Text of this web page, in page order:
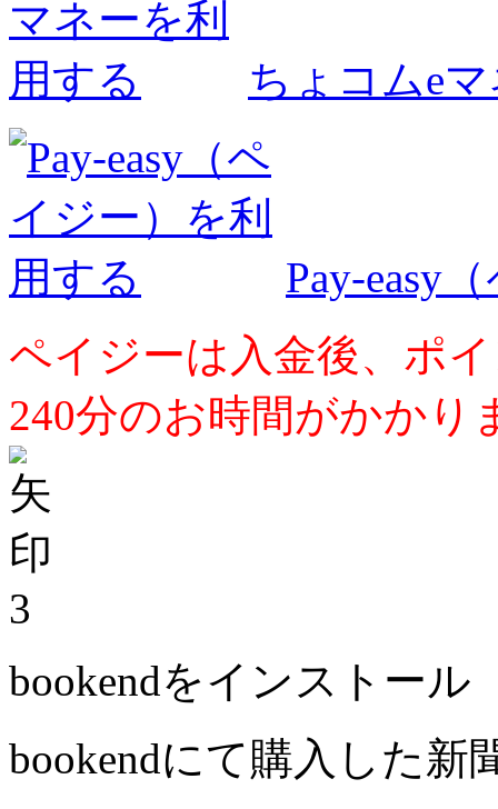
ちょコムe
Pay-easy
ペイジーは入金後、ポ
240分のお時間がかかり
3
bookendをインストール
bookendにて購入した新